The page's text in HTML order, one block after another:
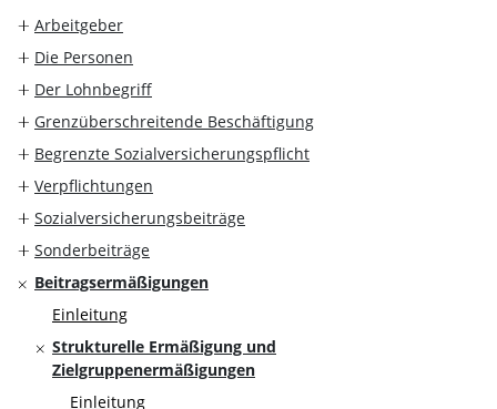
Arbeitgeber
Die Personen
Der Lohnbegriff
Grenzüberschreitende Beschäftigung
Begrenzte Sozialversicherungspflicht
Verpflichtungen
Sozialversicherungsbeiträge
Sonderbeiträge
Beitragsermäßigungen
Einleitung
Strukturelle Ermäßigung und
Zielgruppenermäßigungen
Einleitung